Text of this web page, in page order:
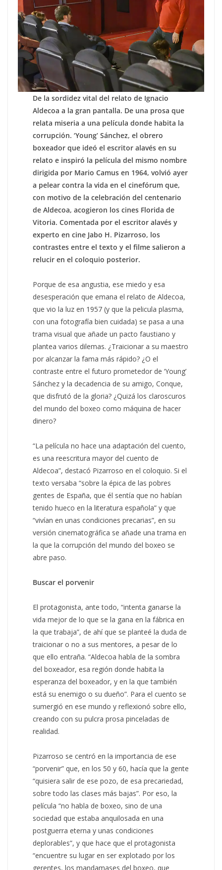
De la sordidez vital del relato de Ignacio
Aldecoa a la gran pantalla. De una prosa que
relata miseria a una película donde habita la
corrupción. ‘Young’ Sánchez, el obrero
boxeador que ideó el escritor alavés en su
relato e inspiró la película del mismo nombre
dirigida por Mario Camus en 1964, volvió ayer
a pelear contra la vida en el cinefórum que,
con motivo de la celebración del centenario
de Aldecoa, acogieron los cines Florida de
Vitoria. Comentada por el escritor alavés y
experto en cine Jabo H. Pizarroso, los
contrastes entre el texto y el filme salieron a
relucir en el coloquio posterior.
Porque de esa angustia, ese miedo y esa
desesperación que emana el relato de Aldecoa,
que vio la luz en 1957 (y que la pelicula plasma,
con una fotografía bien cuidada) se pasa a una
trama visual que añade un pacto faustiano y
plantea varios dilemas. ¿Traicionar a su maestro
por alcanzar la fama más rápido? ¿O el
contraste entre el futuro prometedor de ‘Young’
Sánchez y la decadencia de su amigo, Conque,
que disfrutó de la gloria? ¿Quizá los claroscuros
del mundo del boxeo como máquina de hacer
dinero?
“La película no hace una adaptación del cuento,
es una reescritura mayor del cuento de
Aldecoa”, destacó Pizarroso en el coloquio. Si el
texto versaba “sobre la épica de las pobres
gentes de España, que él sentía que no habían
tenido hueco en la literatura española” y que
“vivían en unas condiciones precarias”, en su
versión cinematográfica se añade una trama en
la que la corrupción del mundo del boxeo se
abre paso.
Buscar el porvenir
El protagonista, ante todo, “intenta ganarse la
vida mejor de lo que se la gana en la fábrica en
la que trabaja”, de ahí que se planteé la duda de
traicionar o no a sus mentores, a pesar de lo
que ello entraña. “Aldecoa habla de la sombra
del boxeador, esa región donde habita la
esperanza del boxeador, y en la que también
está su enemigo o su dueño”. Para el cuento se
sumergió en ese mundo y reflexionó sobre ello,
creando con su pulcra prosa pinceladas de
realidad.
Pizarroso se centró en la importancia de ese
“porvenir” que, en los 50 y 60, hacía que la gente
“quisiera salir de ese pozo, de esa precariedad,
sobre todo las clases más bajas”. Por eso, la
película “no habla de boxeo, sino de una
sociedad que estaba anquilosada en una
postguerra eterna y unas condiciones
deplorables”, y que hace que el protagonista
“encuentre su lugar en ser explotado por los
gerentes, los mandamases del boxeo, que